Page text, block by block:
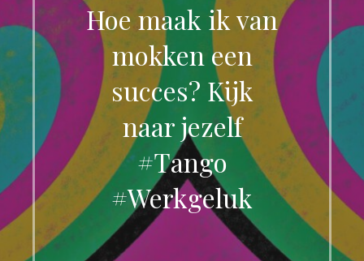
Hoe maak ik van
mokken een
succes? Kijk
naar jezelf
#Tango
#Werkgeluk